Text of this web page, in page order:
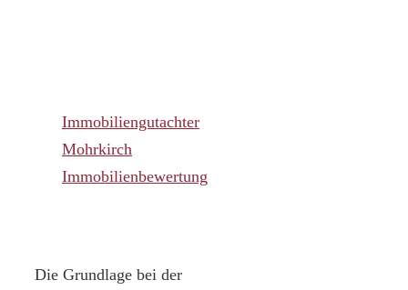
Immobiliengutachter
Mohrkirch
Immobilienbewertung
Die Grundlage bei der